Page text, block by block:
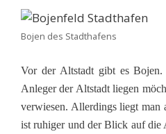
Bojen des Stadthafens
Vor der Altstadt gibt es
Anleger der Altstadt liegen
verwiesen. Allerdings liegt man
ist ruhiger und der Blick auf die